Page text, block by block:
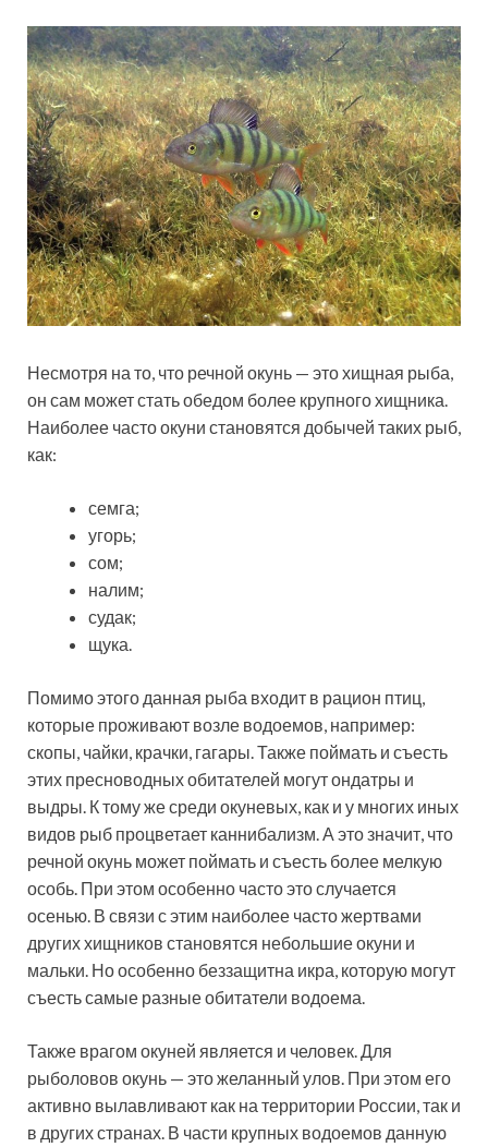
Несмотря на то, что речной окунь — это хищная рыба,
он сам может стать обедом более крупного хищника.
Наиболее часто окуни становятся добычей таких рыб,
как:
семга;
угорь;
сом;
налим;
судак;
щука.
Помимо этого данная рыба входит в рацион птиц,
которые проживают возле водоемов, например:
скопы, чайки, крачки, гагары. Также поймать и съесть
этих пресноводных обитателей могут ондатры и
выдры. К тому же среди окуневых, как и у многих иных
видов рыб процветает каннибализм. А это значит, что
речной окунь может поймать и съесть более мелкую
особь. При этом особенно часто это случается
осенью. В связи с этим наиболее часто жертвами
других хищников становятся небольшие окуни и
мальки. Но особенно беззащитна икра, которую могут
съесть самые разные обитатели водоема.
Также врагом окуней является и человек. Для
рыболовов окунь — это желанный улов. При этом его
активно вылавливают как на территории России, так и
в других странах. В части крупных водоемов данную